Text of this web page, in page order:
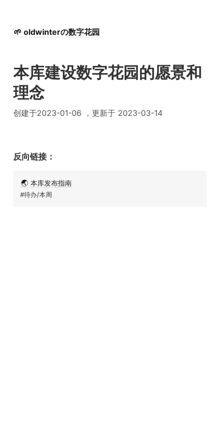
🌱 oldwinterの数字花园
本库建设数字花园的愿景和
理念
创建于2023-01-06 ，更新于 2023-03-14
反向链接：
🌏 本库发布指南
#待办/本周